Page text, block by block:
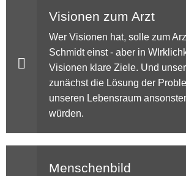
Visionen zum Arzt
Wer Visionen hat, solle zum
Schmidt einst - aber in
Visionen klare Ziele. Und
zunächst die Lösung der
unseren Lebensraum
würden.
Menschenbild